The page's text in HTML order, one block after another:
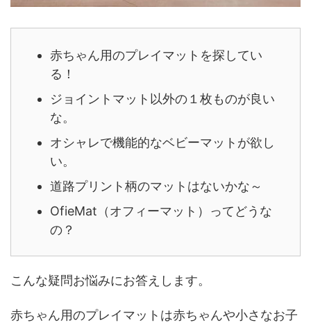
赤ちゃん用のプレイマットを探してい
る！
ジョイントマット以外の１枚ものが良い
な。
オシャレで機能的なベビーマットが欲し
い。
道路プリント柄のマットはないかな～
OfieMat（オフィーマット）ってどうな
の？
こんな疑問お悩みにお答えします。
赤ちゃん用のプレイマットは赤ちゃんや小さなお子